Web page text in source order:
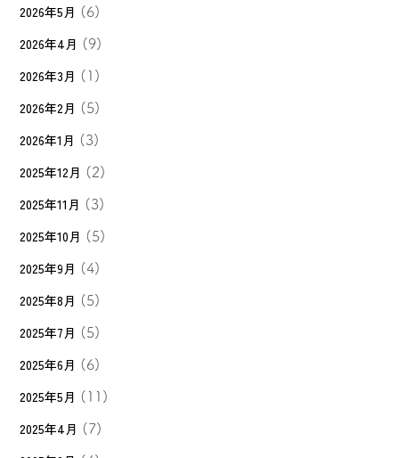
2026年5月 (6)
2026年4月 (9)
2026年3月 (1)
2026年2月 (5)
2026年1月 (3)
2025年12月 (2)
2025年11月 (3)
2025年10月 (5)
2025年9月 (4)
2025年8月 (5)
2025年7月 (5)
2025年6月 (6)
2025年5月 (11)
2025年4月 (7)